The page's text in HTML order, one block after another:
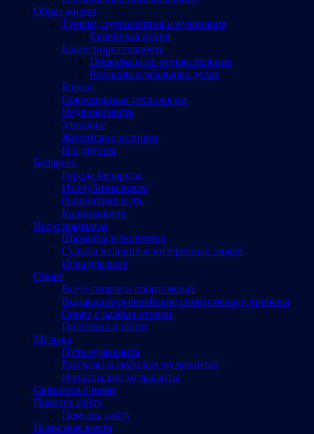
Образ жизни
Туризм, путешествия и кулинария
Еврейская кухня
Благотворительность
Проекты и их осуществление
Рассказы о реальных делах
Бизнес
Современные технологии
Недвижимость
Здоровье
Житейские истории
И о другом
Беларусь
Города Беларуси
Из глубины веков
О политике и др.
Калинковичи
Все о шахматах
Шахматы и политика
Судьбы великих и интересных людей
Игра для всех
Спорт
Все о спорте и спортсменах
Выдающиеся еврейские спортсмены и тренеры
Спорт с разных сторон
Политика и спорт
Музыка
Путь музыканта
Рассказы о молодых музыкантах
Израильские музыканты
Cвязаться с нами
Помощь сайту
Помощь сайту
Памятные места